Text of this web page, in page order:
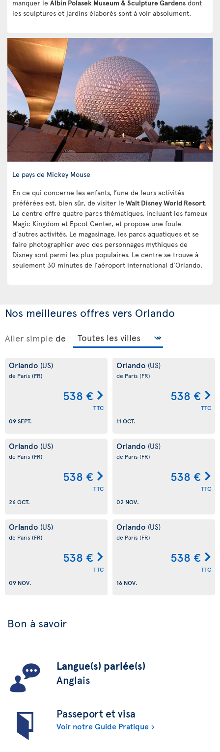
manquer le Albin Polasek Museum & Sculpture Gardens dont
les sculptures et jardins élaborés sont à voir absolument.
Le pays de Mickey Mouse
En ce qui concerne les enfants, l’une de leurs activités
préférées est, bien sûr, de visiter leWalt Disney World Resort.
Le centre offre quatre parcs thématiques, incluant les fameux
Magic Kingdom et Epcot Center, et propose une foule
d’autres activités. Le magasinage, les parcs aquatiques et se
faire photographier avec des personnages mythiques de
Disney sont parmi les plus populaires. Le centre se trouve à
seulement 30 minutes de l’aéroport international d’Orlando.
Nos meilleures offres vers Orlando
Aller simple de
Orlando (US)
de Paris (FR)
538 €
TTC
09 SEPT.
Orlando (US)
de Paris (FR)
538 €
TTC
11 OCT.
Orlando (US)
de Paris (FR)
538 €
TTC
26 OCT.
Orlando (US)
de Paris (FR)
538 €
TTC
02 NOV.
Orlando (US)
de Paris (FR)
538 €
TTC
09 NOV.
Orlando (US)
de Paris (FR)
538 €
TTC
16 NOV.
Bon à savoir
Langue(s) parlée(s)
Anglais
Passeport et visa
Voir notre Guide Pratique